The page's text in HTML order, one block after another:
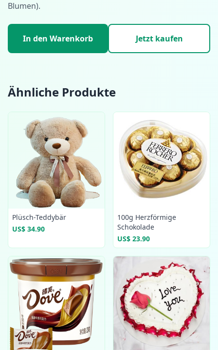
Blumen).
In den Warenkorb Jetzt kaufen
Ähnliche Produkte
Plüsch-Teddybär
US$ 34.90
100g Herzförmige
Schokolade
US$ 23.90